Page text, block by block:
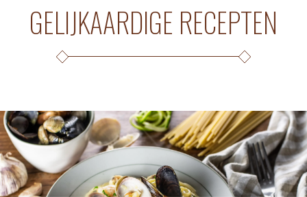
GELIJKAARDIGE RECEPTEN